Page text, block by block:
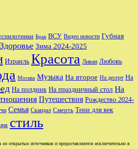
Брак ВСУ Видео новости Губная
Здоровье Зима 2024-2025
Израиль Красота Ливан Любовь
Москва Музыка На второе На десерт На
На полдник На праздничный стол На
Путешествия Рождество 2024-
Семья Скандал Смерть Тени для век
стиль
из открытых источников и предоставляются исключительно в